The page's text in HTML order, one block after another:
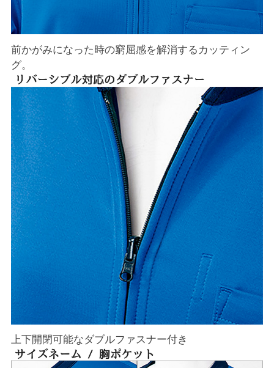
前かがみになった時の窮屈感を解消するカッティン
グ。
上下開閉可能なダブルファスナー付き